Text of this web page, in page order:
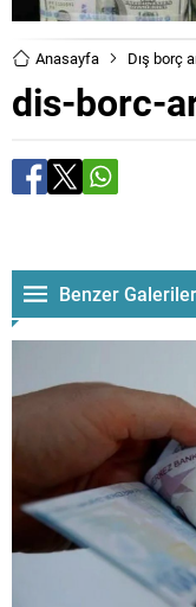
Anasayfa Dış borç
dis-borc-
Benzer Galeriler